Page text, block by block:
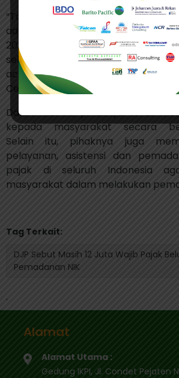
“Takutnya nanti kalau tidak
ada beberapa hak wajib pajak nanti
2024, mereka nanti gak bisa
seharusnya menjadi haknya
acara Pelantikan Badan
Center 2023-2025, Rabu (26/7/
Dalam hal ini, pihaknya terus
kepada masyarakat secara
Selain itu, pihaknya juga
pelayanan, asistensi dan
pajak di seluruh Indonesia
masyarakat dalam melakukan
Tag Terkait:
DJP Sebut Masih 12 Juta Wajib Pajak
Pemadanan NIK
.
Alamat
Alamat Utama :
Gedung IKPI, Jl. Condet Pejaten